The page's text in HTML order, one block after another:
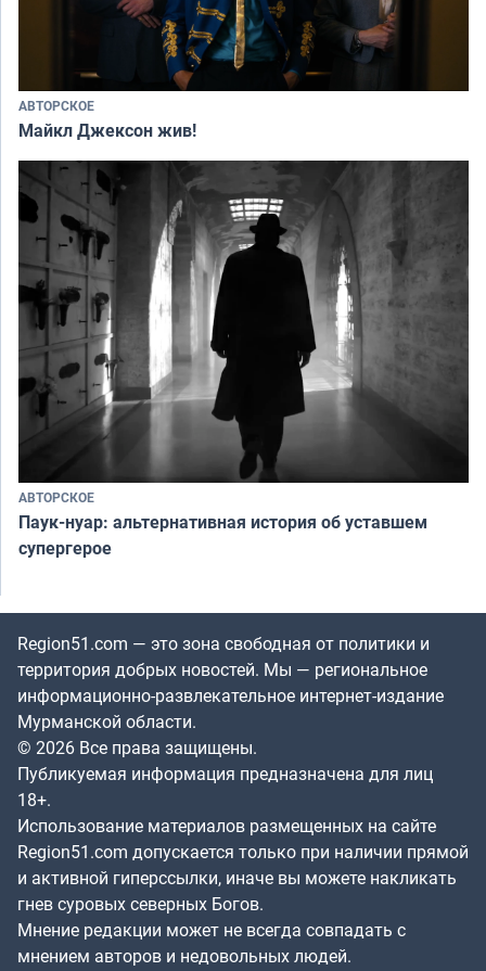
АВТОРСКОЕ
Майкл Джексон жив!
АВТОРСКОЕ
Паук-нуар: альтернативная история об уставшем
супергерое
Region51.com — это зона свободная от политики и
территория добрых новостей. Мы — региональное
информационно-развлекательное интернет-издание
Мурманской области.
© 2026 Все права защищены.
Публикуемая информация предназначена для лиц
18+.
Использование материалов размещенных на сайте
Region51.com допускается только при наличии прямой
и активной гиперссылки, иначе вы можете накликать
гнев суровых северных Богов.
Мнение редакции может не всегда совпадать с
мнением авторов и недовольных людей.